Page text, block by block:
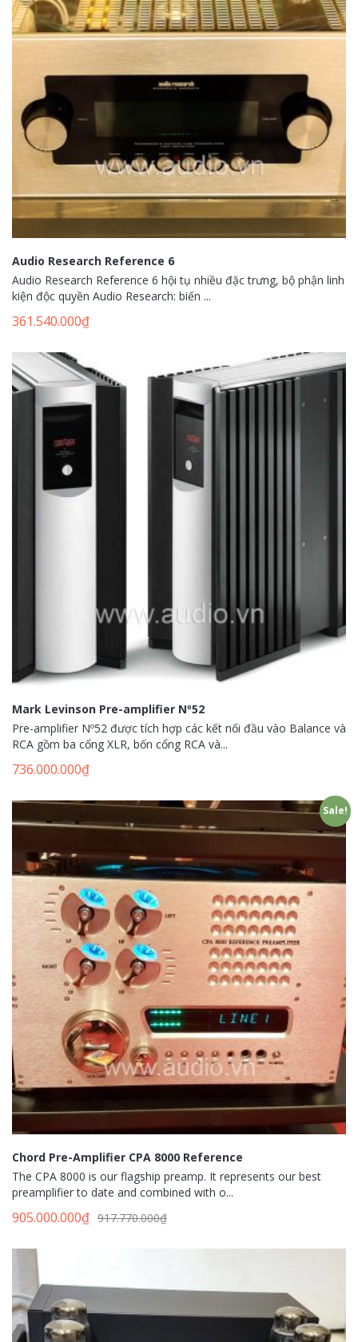
Audio Research Reference 6
Audio Research Reference 6 hội tụ nhiều đặc trưng, bộ phận linh
kiện độc quyền Audio Research: biến ...
361.540.000₫
Mark Levinson Pre-amplifier Nº52
Pre-amplifier Nº52 được tích hợp các kết nối đầu vào Balance và
RCA gồm ba cổng XLR, bốn cổng RCA và...
736.000.000₫
Sale!
Chord Pre-Amplifier CPA 8000 Reference
The CPA 8000 is our flagship preamp. It represents our best
preamplifier to date and combined with o...
917.770.000₫
905.000.000₫